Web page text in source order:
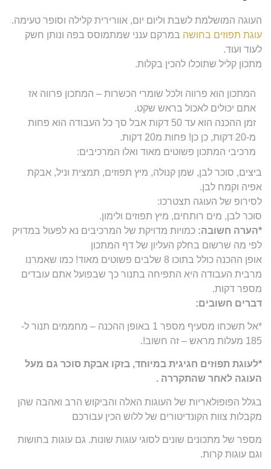
העוגה המושלמת לשבת וליום יום, אוורירית קלילה וסופר טעימה.
עוגת תפוזים בחושה במרקם ענני שמתמוסס בפה ונותן חשק
לעוד ועוד.
מתכון קליל שתוכלו להכין בקלות.
המתכון הוא פרווה ולכל שומרי הכשרות – המתכון פרווה אז
אתם יכולים לאכול בראש שקט.
זמן ההכנה הוא עד 50 דקות אבל סך כל העבודה הוא פחות
מ-20 דקות, כן כן! פחות מ20 דקות.
מרכיבי המתכון פשוטים מאוד ואלו המרכיבים:
ביצים, סוכר לבן, שמן קנולה, מיץ תפוזים, תמצית וניל, אבקת
אפיה וקמח לבן.
לסירופ של העוגה תצטרכו:
סוכר לבן, מים רותחים, מיץ תפוזים ולימון.
*הערה חשובה: כמויות מדויקת של המרכיבים נא לפעול במדויק
לפי מה שרשום בחלק העליון של דף המתכון
אופן ההכנה כולל בתוכו 8 שלבים פשוטים מאוד! כמו שאמרנו
מרבית העבודה היא התפיחה בתנור כך שבפועל אתם עובדים
מספר דקות.
דברים חשובים:
*אל תשכחו מסעיף מספר 1 באופן ההכנה – מחממים תנור ל-
185 מעלות מראש – זה חשוב!.
*לעוגת תפוזים חגיגית במיוחד, בזקו אבקת סוכר גם מעל
העוגה לאחר שהתקררה .
בגלל הפופולאריות של העוגות האלה והביקוש הרב ואהבה שהן
מקבלות צוות הקונדיטורים של ללוש הכין עבורכם
מספר של מתכונים שונים לסוגי עוגות שונות. גם עוגות בחושות
וגם עוגות קרות.